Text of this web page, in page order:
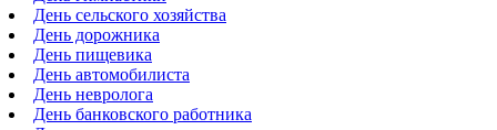
День сельского хозяйства
День дорожника
День пищевика
День автомобилиста
День невролога
День банковского работника